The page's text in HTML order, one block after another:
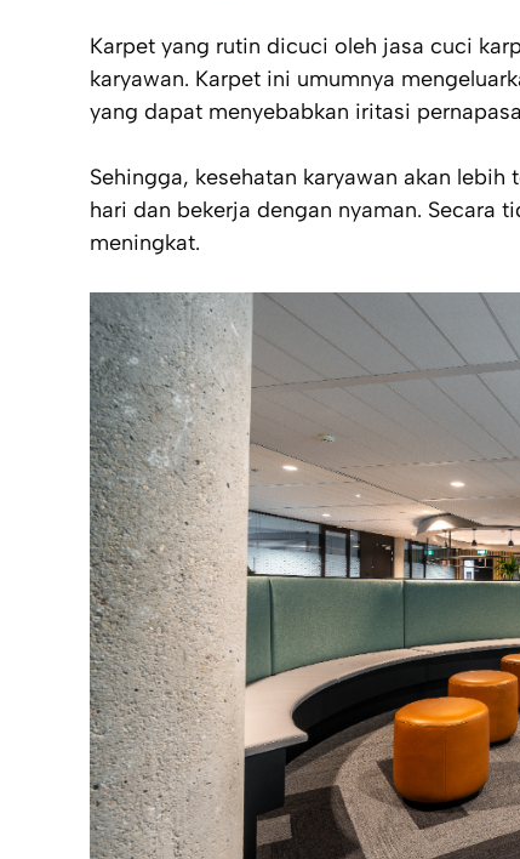
Karpet yang rutin dicuci oleh jasa cuci
karyawan. Karpet ini umumnya
yang dapat menyebabkan iritasi
Sehingga, kesehatan karyawan akan
hari dan bekerja dengan nyaman. Secara
meningkat.